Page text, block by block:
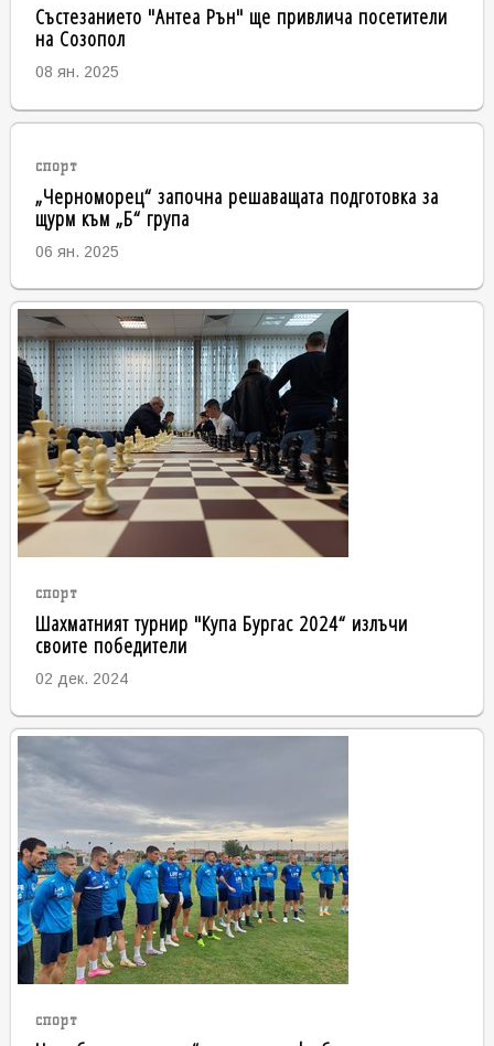
Състезанието "Антеа Рън" ще привлича посетители
на Созопол
08 ян. 2025
спорт
„Черноморец“ започна решаващата подготовка за
щурм към „Б“ група
06 ян. 2025
спорт
Шахматният турнир "Купа Бургас 2024“ излъчи
своите победители
02 дек. 2024
спорт